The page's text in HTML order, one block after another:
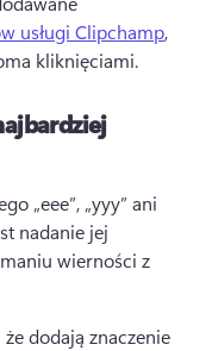
usługi Clipchamp,
kliknięciami.
„eee”, „yyy” ani
nadanie jej
wierności z
że dodają znaczenie